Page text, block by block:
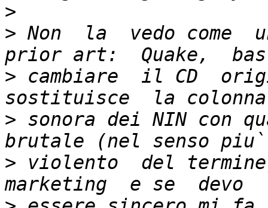
>
> Non  la  vedo come
> cambiare  il CD
> sonora dei NIN con
> violento  del